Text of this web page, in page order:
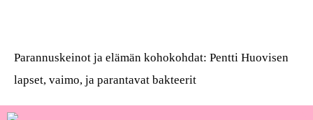
Parannuskeinot ja elämän kohokohdat: Pentti Huovisen
lapset, vaimo, ja parantavat bakteerit